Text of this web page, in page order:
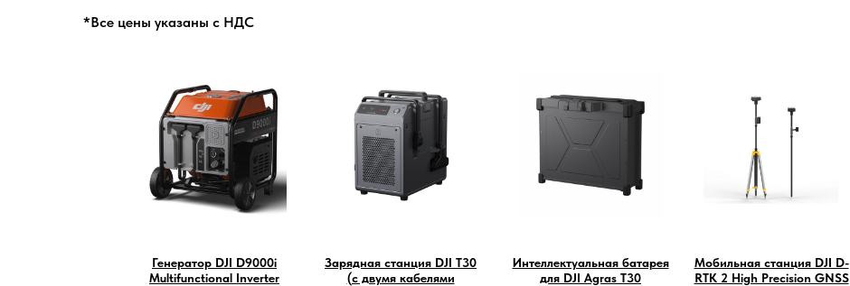
Мобильная станция DJI D-
RTK 2 High Precision GNSS
Интеллектуальная батарея
для DJI Agras T30
Зарядная станция DJI T30
(с двумя кабелями
Генератор DJI D9000i
Multifunctional Inverter
*Все цены указаны с НДС